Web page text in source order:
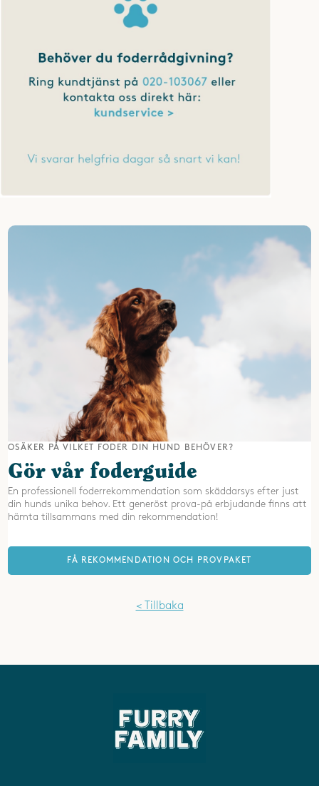
OSÄKER PÅ VILKET FODER DIN HUND BEHÖVER?
Gör vår foderguide
En professionell foderrekommendation som skäddarsys efter just
din hunds unika behov. Ett generöst prova-på erbjudande finns att
hämta tillsammans med din rekommendation!
FÅ REKOMMENDATION OCH PROVPAKET
< Tillbaka